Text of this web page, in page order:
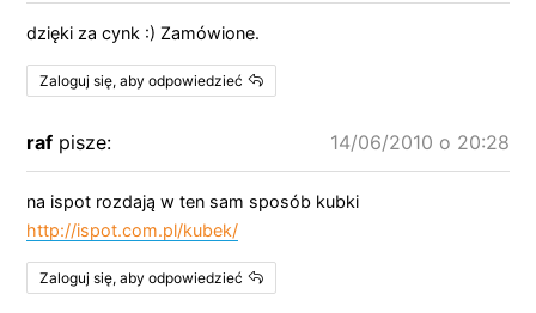
dzięki za cynk :) Zamówione.
Zaloguj się, aby odpowiedzieć
raf pisze: 14/06/2010 o 20:28
na ispot rozdają w ten sam sposób kubki
http://ispot.com.pl/kubek/
Zaloguj się, aby odpowiedzieć